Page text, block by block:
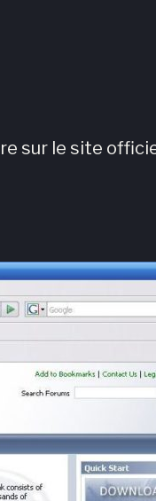
sur le site